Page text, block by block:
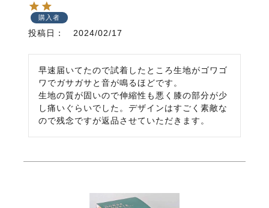
購入者
投稿日 2024/02/17
早速届いてたので試着したところ生地がゴワゴ
ワでガサガサと音が鳴るほどです。
生地の質が固いので伸縮性も悪く膝の部分が少
し痛いぐらいでした。デザインはすごく素敵な